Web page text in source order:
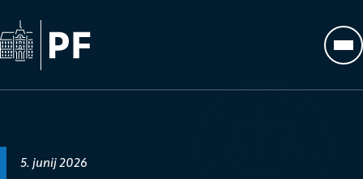
Na začetno stran
Datum objave:
5. junij 2026